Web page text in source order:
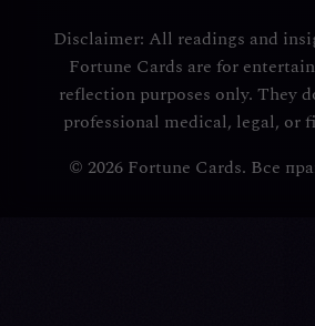
Disclaimer: All readings and
Fortune Cards are for
reflection purposes only. They
professional medical, legal, or
© 2026 Fortune Cards. Все